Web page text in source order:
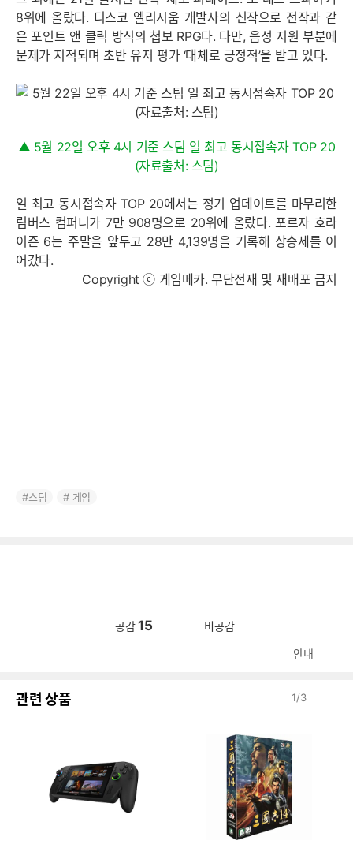
8위에 올랐다. 디스코 엘리시움 개발사의 신작으로 전작과 같
은 포인트 앤 클릭 방식의 첩보 RPG다. 다만, 음성 지원 부분에
문제가 지적되며 초반 유저 평가 ‘대체로 긍정적’을 받고 있다.
▲ 5월 22일 오후 4시 기준 스팀 일 최고 동시접속자 TOP 20
(자료출처: 스팀)
일 최고 동시접속자 TOP 20에서는 정기 업데이트를 마무리한
림버스 컴퍼니가 7만 908명으로 20위에 올랐다. 포르자 호라
이즌 6는 주말을 앞두고 28만 4,139명을 기록해 상승세를 이
어갔다.
Copyright ⓒ 게임메카. 무단전재 및 재배포 금지
스팀 게임
공감15 비공감
안내
관련 상품 1/3